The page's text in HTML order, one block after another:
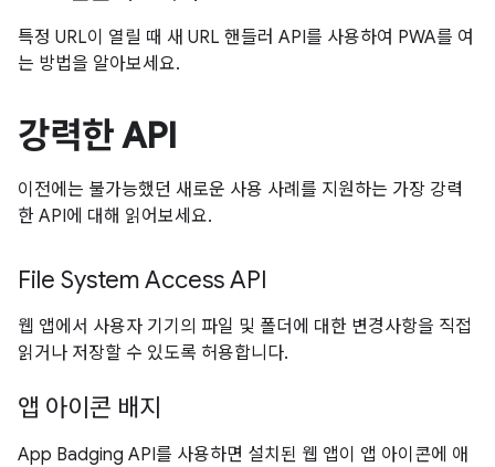
특정 URL이 열릴 때 새 URL 핸들러 API를 사용하여 PWA를 여
는 방법을 알아보세요.
강력한 API
이전에는 불가능했던 새로운 사용 사례를 지원하는 가장 강력
한 API에 대해 읽어보세요.
File System Access API
웹 앱에서 사용자 기기의 파일 및 폴더에 대한 변경사항을 직접
읽거나 저장할 수 있도록 허용합니다.
앱 아이콘 배지
App Badging API를 사용하면 설치된 웹 앱이 앱 아이콘에 애